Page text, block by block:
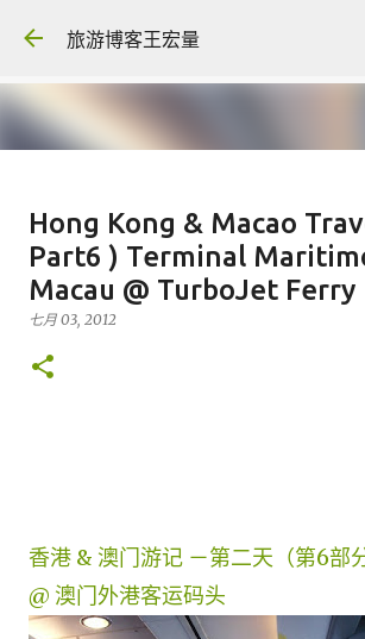
旅游博客王宏量
各大电脑专家公认最强的
screen Laptop
八月 06, 2026 FACEBOOK POST
0
Hong Kong & Macao
Part6 ) Terminal
Macau @ TurboJet Ferry
七月 03, 2012
香港 & 澳门游记 －第二天（第6部
@ 澳门外港客运码头